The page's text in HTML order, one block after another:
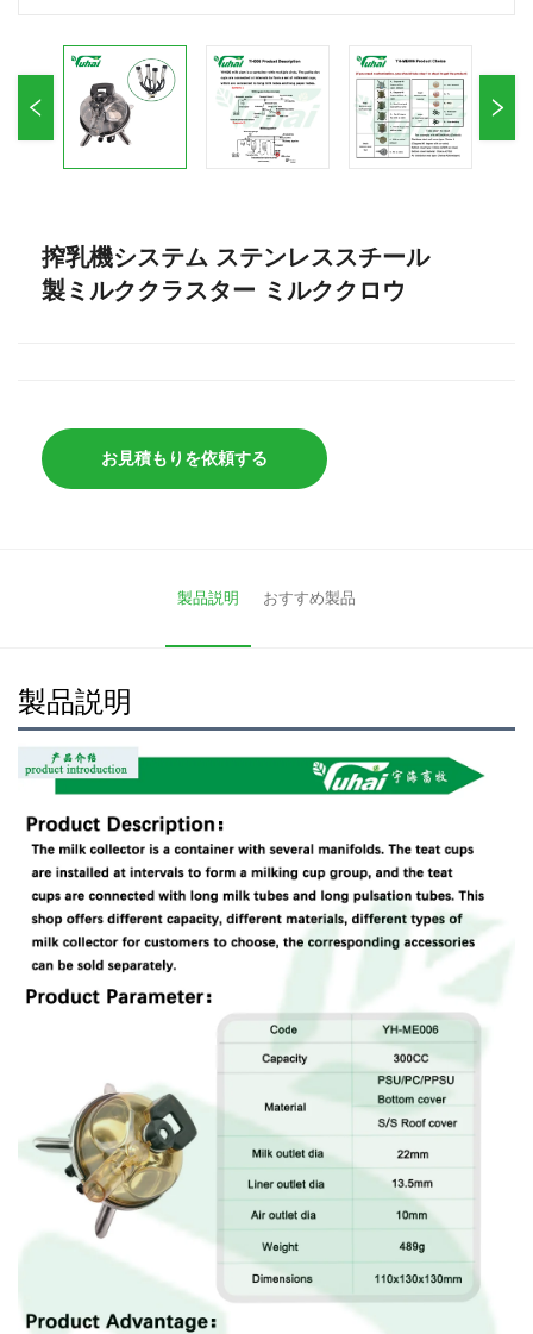
搾乳機システム ステンレススチール
製ミルククラスター ミルククロウ
お見積もりを依頼する
製品説明 おすすめ製品
製品説明